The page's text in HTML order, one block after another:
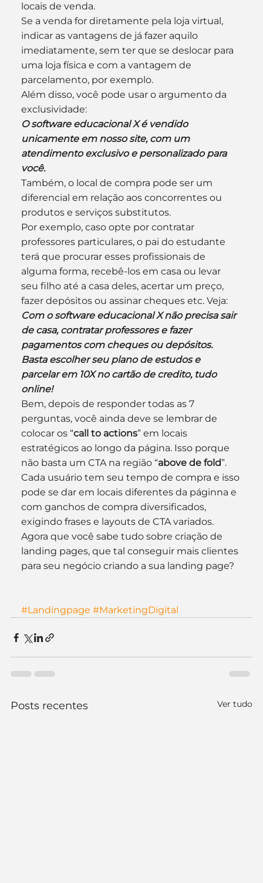
locais de venda.
Se a venda for diretamente pela loja virtual,
indicar as vantagens de já fazer aquilo
imediatamente, sem ter que se deslocar para
uma loja física e com a vantagem de
parcelamento, por exemplo.
Além disso, você pode usar o argumento da
exclusividade:
O software educacional X é vendido
unicamente em nosso site, com um
atendimento exclusivo e personalizado para
você.
Também, o local de compra pode ser um
diferencial em relação aos concorrentes ou
produtos e serviços substitutos.
Por exemplo, caso opte por contratar
professores particulares, o pai do estudante
terá que procurar esses profissionais de
alguma forma, recebê-los em casa ou levar
seu filho até a casa deles, acertar um preço,
fazer depósitos ou assinar cheques etc. Veja:
Com o software educacional X não precisa sair
de casa, contratar professores e fazer
pagamentos com cheques ou depósitos.
Basta escolher seu plano de estudos e
parcelar em 10X no cartão de credito, tudo
online!
Bem, depois de responder todas as 7
perguntas, você ainda deve se lembrar de
colocar os “call to actions” em locais
estratégicos ao longo da página. Isso porque
não basta um CTA na região “above de fold”.
Cada usuário tem seu tempo de compra e isso
pode se dar em locais diferentes da páginna e
com ganchos de compra diversificados,
exigindo frases e layouts de CTA variados.
Agora que você sabe tudo sobre criação de
landing pages, que tal conseguir mais clientes
para seu negócio criando a sua landing page?
#Landingpage #MarketingDigital
Posts recentes Ver tudo